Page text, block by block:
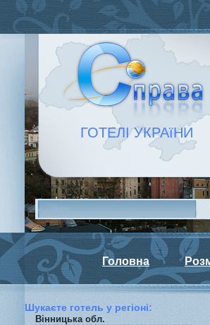
ГОТЕЛІ УКРАїНИ
Головна
Шукаєте готель у регiонi:
Вінницька обл.